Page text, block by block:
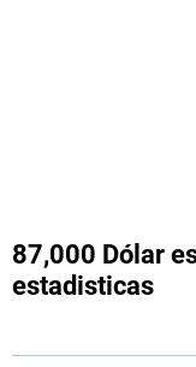
87,000 Dólar
estadisticas